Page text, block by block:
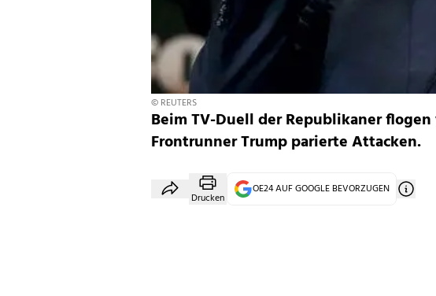
© REUTERS
Beim TV-Duell der Republikaner
Frontrunner Trump parierte Attacken.
Drucken
OE24 AUF GOOGLE BEVORZUGEN